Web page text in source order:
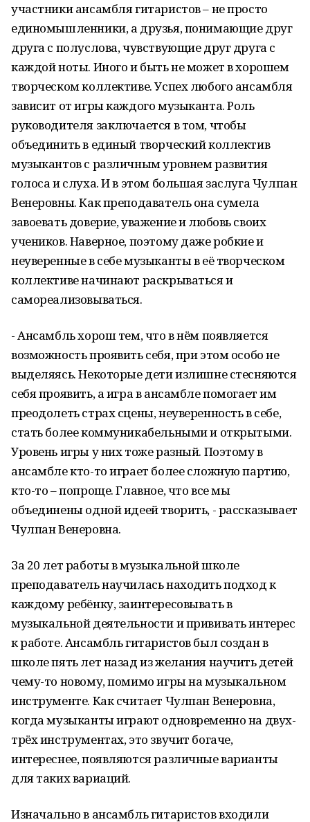
участники ансамбля гитаристов – не просто
единомышленники, а друзья, понимающие друг
друга с полуслова, чувствующие друг друга с
каждой ноты. Иного и быть не может в хорошем
творческом коллективе. Успех любого ансамбля
зависит от игры каждого музыканта. Роль
руководителя заключается в том, чтобы
объединить в единый творческий коллектив
музыкантов с различным уровнем развития
голоса и слуха. И в этом большая заслуга Чулпан
Венеровны. Как преподаватель она сумела
завоевать доверие, уважение и любовь своих
учеников. Наверное, поэтому даже робкие и
неуверенные в себе музыканты в её творческом
коллективе начинают раскрываться и
самореализовываться.
- Ансамбль хорош тем, что в нём появляется
возможность проявить себя, при этом особо не
выделяясь. Некоторые дети излишне стесняются
себя проявить, а игра в ансамбле помогает им
преодолеть страх сцены, неуверенность в себе,
стать более коммуникабельными и открытыми.
Уровень игры у них тоже разный. Поэтому в
ансамбле кто-то играет более сложную партию,
кто-то – попроще. Главное, что все мы
объединены одной идеей творить, - рассказывает
Чулпан Венеровна.
За 20 лет работы в музыкальной школе
преподаватель научилась находить подход к
каждому ребёнку, заинтересовывать в
музыкальной деятельности и прививать интерес
к работе. Ансамбль гитаристов был создан в
школе пять лет назад из желания научить детей
чему-то новому, помимо игры на музыкальном
инструменте. Как считает Чулпан Венеровна,
когда музыканты играют одновременно на двух-
трёх инструментах, это звучит богаче,
интереснее, появляются различные варианты
для таких вариаций.
Изначально в ансамбль гитаристов входили